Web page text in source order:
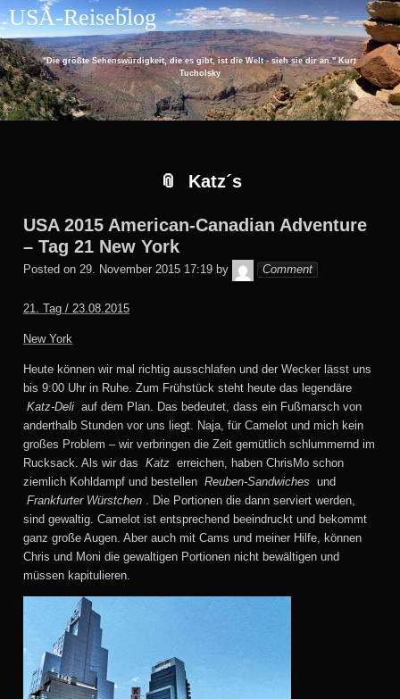
Skip
to
content
Skip
to
RECENT-
POSTS-
2
Skip
to
ARCHIVES-
2
Skip
to
CATEGORIES-
2
Skip
to
EU_COOKIE_LAW_WIDGET-
2
USA-Reiseblog
"Die größte Sehenswürdigkeit, die es gibt, ist die Welt - sieh sie dir an." Kurt
Tucholsky
Katz´s
USA 2015 American-Canadian Adventure
– Tag 21 New York
Posted on 29. November 2015 17:19 by Monika
Comment
21. Tag / 23.08.2015
New York
Heute können wir mal richtig ausschlafen und der Wecker lässt uns
bis 9:00 Uhr in Ruhe. Zum Frühstück steht heute das legendäre
Katz-Deli auf dem Plan. Das bedeutet, dass ein Fußmarsch von
anderthalb Stunden vor uns liegt. Naja, für Camelot und mich kein
großes Problem – wir verbringen die Zeit gemütlich schlummernd im
Rucksack. Als wir das Katz erreichen, haben ChrisMo schon
ziemlich Kohldampf und bestellen Reuben-Sandwiches und
Frankfurter Würstchen
. Die Portionen die dann serviert werden,
sind gewaltig. Camelot ist entsprechend beeindruckt und bekommt
ganz große Augen. Aber auch mit Cams und meiner Hilfe, können
Chris und Moni die gewaltigen Portionen nicht bewältigen und
müssen kapitulieren.